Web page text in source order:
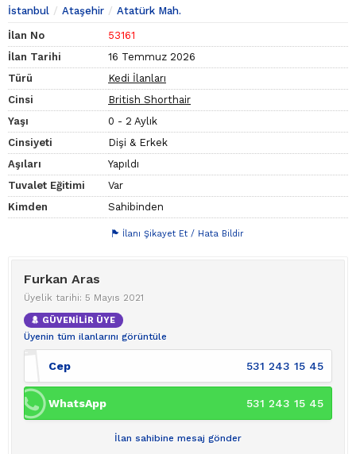
İstanbul Ataşehir Atatürk Mah.
İlan No
53161
İlan Tarihi
16 Temmuz 2026
Türü
Kedi İlanları
Cinsi
British Shorthair
Yaşı
0 - 2 Aylık
Cinsiyeti
Dişi & Erkek
Aşıları
Yapıldı
Tuvalet Eğitimi
Var
Kimden
Sahibinden
İlanı Şikayet Et / Hata Bildir
Furkan Aras
Üyelik tarihi: 5 Mayıs 2021
GÜVENİLİR ÜYE
Üyenin tüm ilanlarını görüntüle
Cep 531 243 15 45
WhatsApp 531 243 15 45
İlan sahibine mesaj gönder